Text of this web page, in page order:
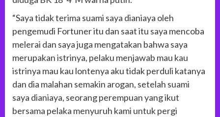
“Saya tidak terima suami saya dianiaya oleh
pengemudi Fortuner itu dan saat itu saya mencoba
melerai dan saya juga mengatakan bahwa saya
merupakan istrinya, pelaku menjawab mau kau
istrinya mau kau lontenya aku tidak perduli katanya
dan dia malahan semakin arogan, setelah suami
saya dianiaya, seorang perempuan yang ikut
bersama pelaka menyuruh kami untuk pergi